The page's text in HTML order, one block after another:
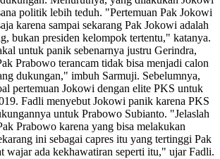
politik lebih teduh. "Pertemuan Pak Jokowi
karena sampai sekarang Pak Jokowi adalah
bukan presiden kelompok tertentu," katanya.
untuk panik sebenarnya justru Gerindra,
Prabowo terancam tidak bisa menjadi calon
dukungan," imbuh Sarmuji. Sebelumnya,
pertemuan Jokowi dengan elite PKS untuk
Fadli menyebut Jokowi panik karena PKS
untuk Prabowo Subianto. "Jelaslah
Prabowo karena yang bisa melakukan
ini sebagai capres itu yang tertinggi Pak
wajar ada kekhawatiran seperti itu," ujar Fadli.